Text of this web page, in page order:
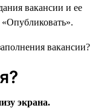
вакансии и ее
экрана.